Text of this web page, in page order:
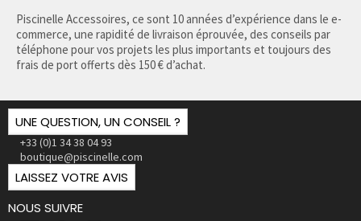
Piscinelle Accessoires, ce sont 10 années d’expérience dans le e-
commerce, une rapidité de livraison éprouvée, des conseils par
téléphone pour vos projets les plus importants et toujours des
frais de port offerts dès 150 € d’achat.
UNE QUESTION, UN CONSEIL ?
+33 (0)1 34 38 04 93
boutique@piscinelle.com
LAISSEZ VOTRE AVIS
NOUS SUIVRE